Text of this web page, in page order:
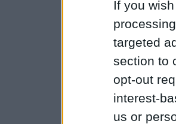
If you
targeted
section to
opt-out
interest-
us or